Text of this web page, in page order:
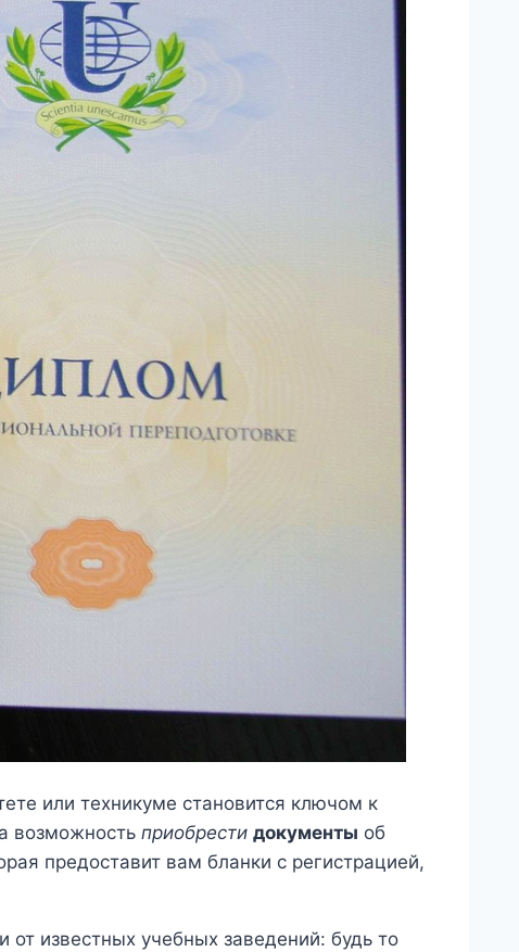
или техникуме становится ключом к
возможность приобрести документы об
предоставит вам бланки с регистрацией,
от известных учебных заведений: будь то